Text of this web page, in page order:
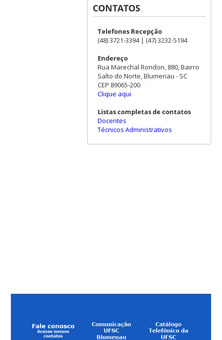
CONTATOS
Telefones Recepção
(48) 3721-3394 | (47) 3232-5194
Endereço
Rua Marechal Rondon, 880, Bairro
Salto do Norte, Blumenau - SC
CEP 89065-200
Clique aqui
Listas completas de contatos
Docentes
Técnicos Administrativos